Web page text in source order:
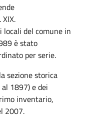
del comune in
è stato
per serie.
sezione storica
al 1897) e dei
inventario,
2007.